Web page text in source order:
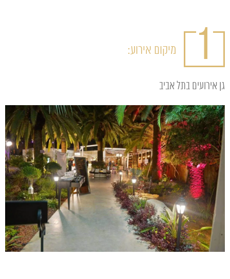
1 מיקום אירוע:
גן אירועים בתל אביב